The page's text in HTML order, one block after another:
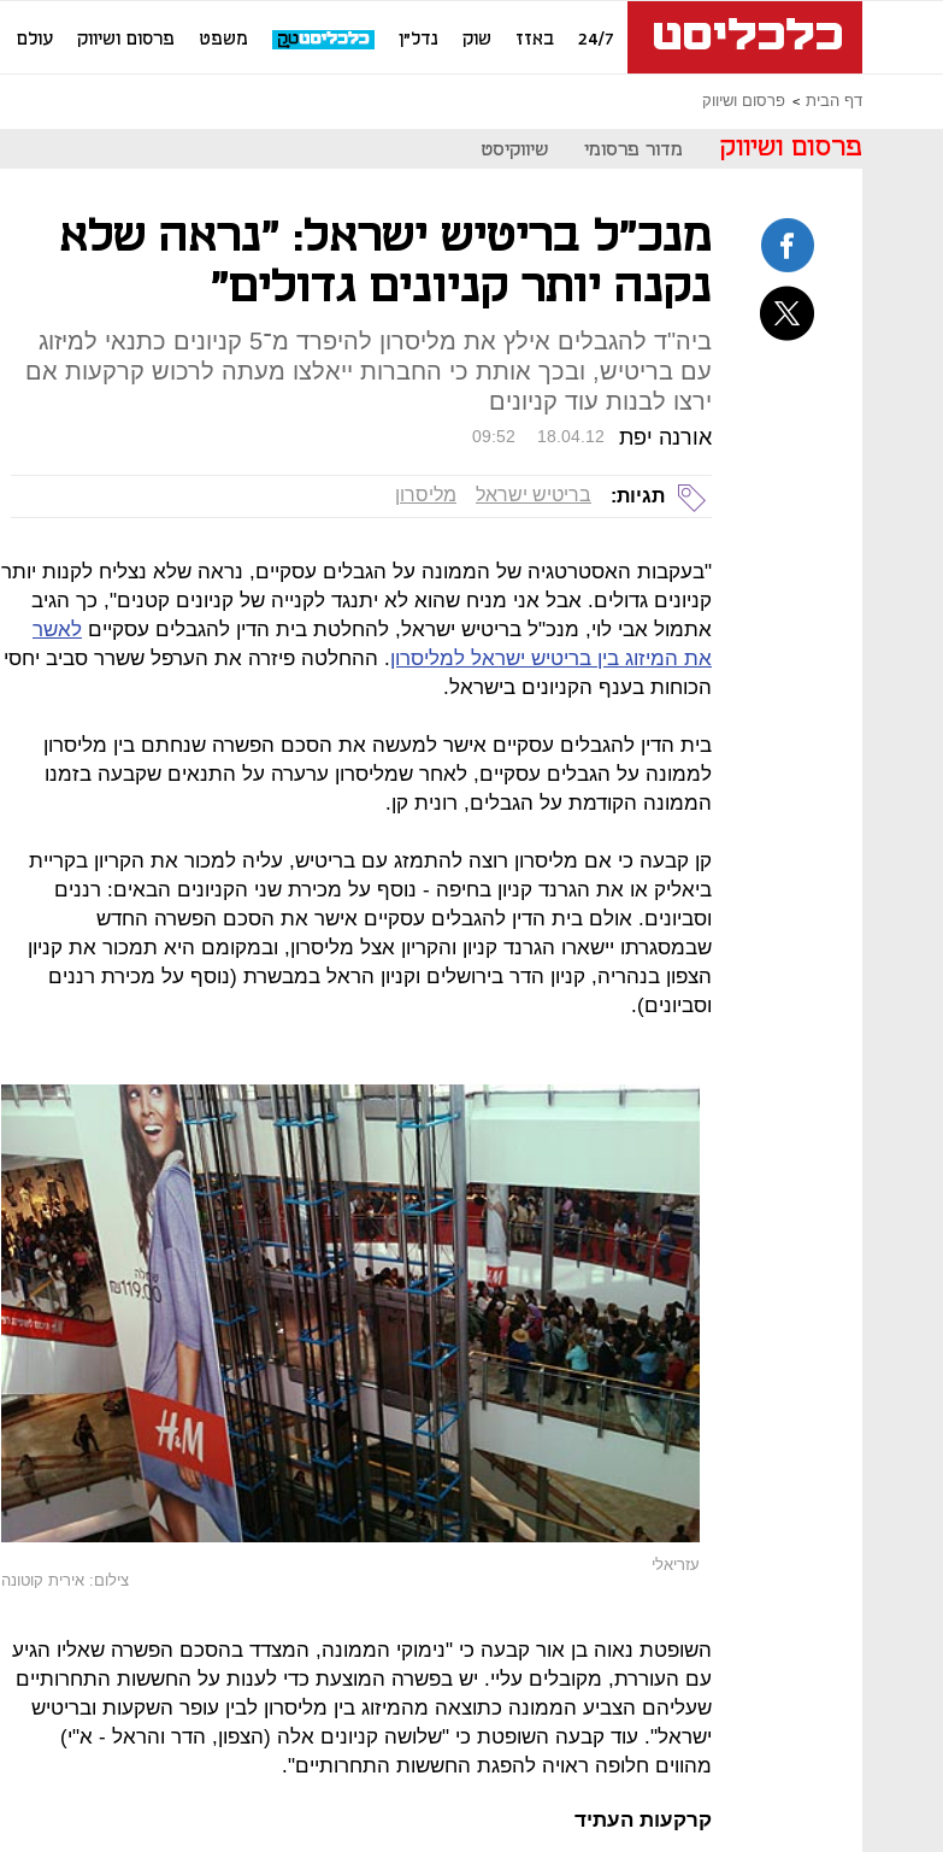
24/7 באזז שוק נדל"ן משפט פרסום ושיווק עולם
דף הבית פרסום ושיווק
פרסום ושיווק מדור פרסומי שיווקיסט
מנכ"ל בריטיש ישראל: "נראה שלא
נקנה יותר קניונים גדולים"
ביה"ד להגבלים אילץ את מליסרון להיפרד מ־5 קניונים כתנאי למיזוג
עם בריטיש, ובכך אותת כי החברות ייאלצו מעתה לרכוש קרקעות אם
ירצו לבנות עוד קניונים
אורנה יפת 09:52 18.04.12
תגיות: בריטיש ישראל מליסרון
"בעקבות האסטרטגיה של הממונה על הגבלים עסקיים, נראה שלא נצליח לקנות יותר
קניונים גדולים. אבל אני מניח שהוא לא יתנגד לקנייה של קניונים קטנים", כך הגיב
אתמול אבי לוי, מנכ"ל בריטיש ישראל, להחלטת בית הדין להגבלים עסקיים לאשר
את המיזוג בין בריטיש ישראל למליסרון. ההחלטה פיזרה את הערפל ששרר סביב יחסי
הכוחות בענף הקניונים בישראל.
בית הדין להגבלים עסקיים אישר למעשה את הסכם הפשרה שנחתם בין מליסרון
לממונה על הגבלים עסקיים, לאחר שמליסרון ערערה על התנאים שקבעה בזמנו
הממונה הקודמת על הגבלים, רונית קן.
קן קבעה כי אם מליסרון רוצה להתמזג עם בריטיש, עליה למכור את הקריון בקריית
ביאליק או את הגרנד קניון בחיפה - נוסף על מכירת שני הקניונים הבאים: רננים
וסביונים. אולם בית הדין להגבלים עסקיים אישר את הסכם הפשרה החדש
שבמסגרתו יישארו הגרנד קניון והקריון אצל מליסרון, ובמקומם היא תמכור את קניון
הצפון בנהריה, קניון הדר בירושלים וקניון הראל במבשרת (נוסף על מכירת רננים
וסביונים).
עזריאלי
צילום: אירית קוטונה
השופטת נאוה בן אור קבעה כי "נימוקי הממונה, המצדד בהסכם הפשרה שאליו הגיע
עם העוררת, מקובלים עליי. יש בפשרה המוצעת כדי לענות על החששות התחרותיים
שעליהם הצביע הממונה כתוצאה מהמיזוג בין מליסרון לבין עופר השקעות ובריטיש
ישראל". עוד קבעה השופטת כי "שלושה קניונים אלה (הצפון, הדר והראל - א"י)
מהווים חלופה ראויה להפגת החששות התחרותיים".
קרקעות העתיד